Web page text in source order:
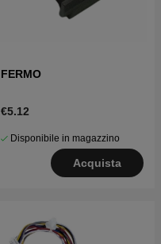
FERMO
€5.12
Disponibile in magazzino
Acquista